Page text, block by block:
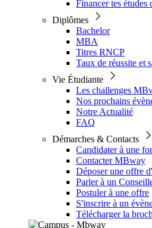
Financer tes études
Diplômes
Bachelor
MBA
Titres RNCP
Taux de réussite et
Vie Étudiante
Les challenges
Nos prochains
Notre Actualité
FAQ
Démarches & Contacts
Candidater à une
Contacter MBway
Déposer une offre
Parler à un
Postuler à une offre
S'inscrire à un
Télécharger la